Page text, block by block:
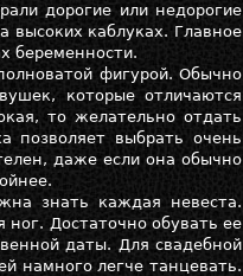
дорогие или недорогие
высоких каблуках. Главное
беременности.
фигурой. Обычно
которые отличаются
то желательно отдать
позволяет выбрать очень
даже если она обычно
знать каждая невеста.
Достаточно обувать ее
даты. Для свадебной
намного легче танцевать.